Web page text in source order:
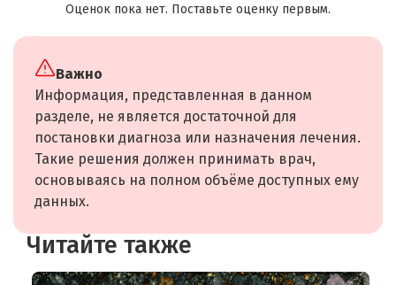
Оценок пока нет. Поставьте оценку первым.
Важно
Информация, представленная в данном
разделе, не является достаточной для
постановки диагноза или назначения лечения.
Такие решения должен принимать врач,
основываясь на полном объёме доступных ему
данных.
Читайте также